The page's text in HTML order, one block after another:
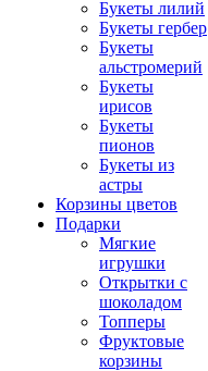
Букеты лилий
Букеты гербер
Букеты
альстромерий
Букеты
ирисов
Букеты
пионов
Букеты из
астры
Корзины цветов
Подарки
Мягкие
игрушки
Открытки с
шоколадом
Топперы
Фруктовые
корзины